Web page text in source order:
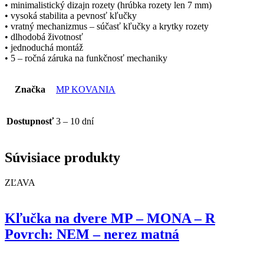
• minimalistický dizajn rozety (hrúbka rozety len 7 mm)
• vysoká stabilita a pevnosť kľučky
• vratný mechanizmus – súčasť kľučky a krytky rozety
• dlhodobá životnosť
• jednoduchá montáž
• 5 – ročná záruka na funkčnosť mechaniky
Značka MP KOVANIA
Dostupnosť 3 – 10 dní
Súvisiace produkty
ZĽAVA
Kľučka na dvere MP – MONA – R
Povrch: NEM – nerez matná